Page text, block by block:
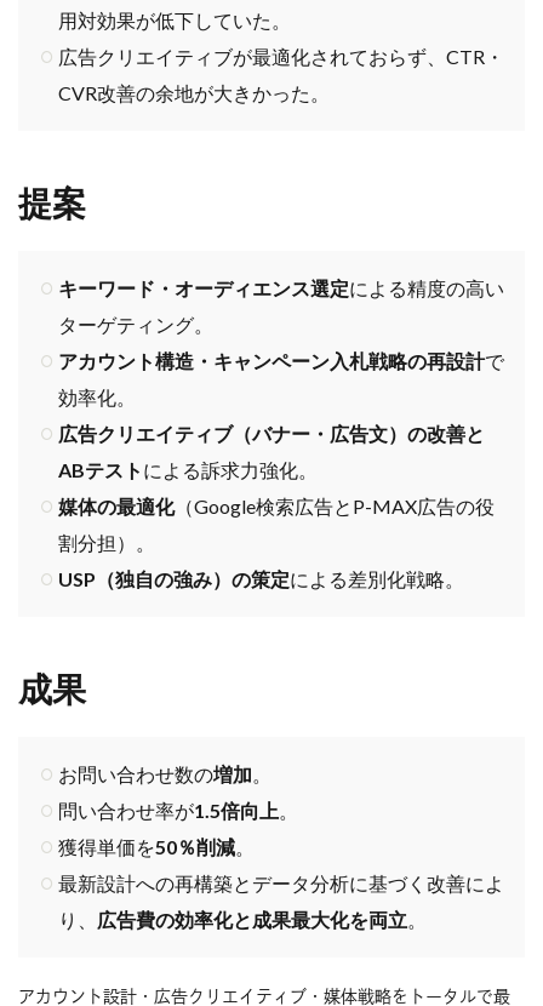
用対効果が低下していた。
広告クリエイティブが最適化されておらず、CTR・
CVR改善の余地が大きかった。
提案
キーワード・オーディエンス選定による精度の高い
ターゲティング。
アカウント構造・キャンペーン入札戦略の再設計で
効率化。
広告クリエイティブ（バナー・広告文）の改善と
ABテスト による訴求力強化。
媒体の最適化（Google検索広告とP-MAX広告の役
割分担）。
USP（独自の強み）の策定による差別化戦略。
成果
お問い合わせ数の増加
問い合わせ率が1.5倍向上
獲得単価を50％削減
最新設計への再構築とデータ分析に基づく改善によ
り、
広告費の効率化と成果最大化を両立
アカウント設計・広告クリエイティブ・媒体戦略をトータルで最